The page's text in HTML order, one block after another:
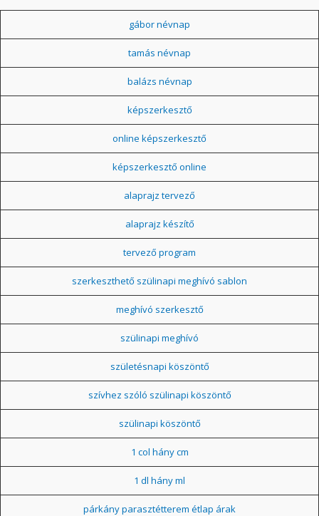
gábor névnap
tamás névnap
balázs névnap
képszerkesztő
online képszerkesztő
képszerkesztő online
alaprajz tervező
alaprajz készítő
tervező program
szerkeszthető szülinapi meghívó sablon
meghívó szerkesztő
szülinapi meghívó
születésnapi köszöntő
szívhez szóló szülinapi köszöntő
szülinapi köszöntő
1 col hány cm
1 dl hány ml
párkány parasztétterem étlap árak